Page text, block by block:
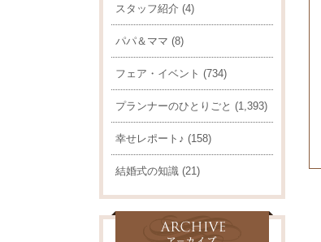
スタッフ紹介 (4)
パパ＆ママ (8)
フェア・イベント (734)
プランナーのひとりごと (1,393)
幸せレポート♪ (158)
結婚式の知識 (21)